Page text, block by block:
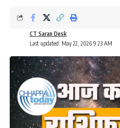
Last updated: May 22, 2026 9:23 AM
CT Saran Desk